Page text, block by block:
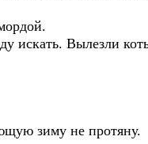
Вылезли
зиму не протяну.